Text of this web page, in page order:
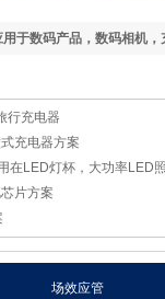
于数码产品，数码相机，
行充电器
充电器方案
在LED灯杯，大功率LED照
片方案
场效应管